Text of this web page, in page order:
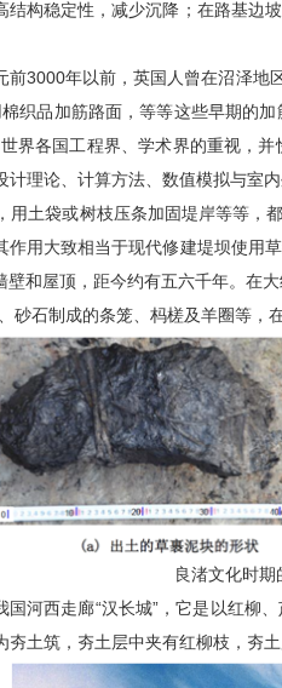
构稳定性，减少沉降；在路基
3000年以前，英国人曾在沼泽
织品加筋路面，等等这些早期的
界各国工程界、学术界的重视，
理论、计算方法、数值模拟与室
土袋或树枝压条加固堤岸等等，
用大致相当于现代修建堤坝使
和屋顶，距今约有五六千年。在
砂石制成的条笼、杩槎及羊圈等，
良渚文化时期
河西走廊“汉长城”，它是以红柳 、
土筑，夯土层中夹有红柳枝，夯土